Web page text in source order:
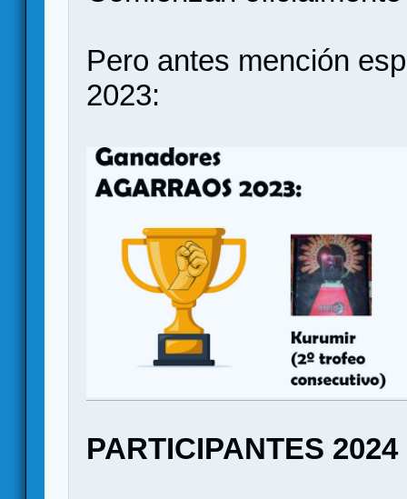
Pero antes mención
2023:
PARTICIPANTES 2024